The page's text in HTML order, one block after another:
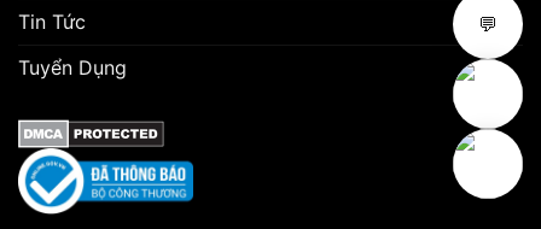
Tin Tức
Tuyển Dụng
💬